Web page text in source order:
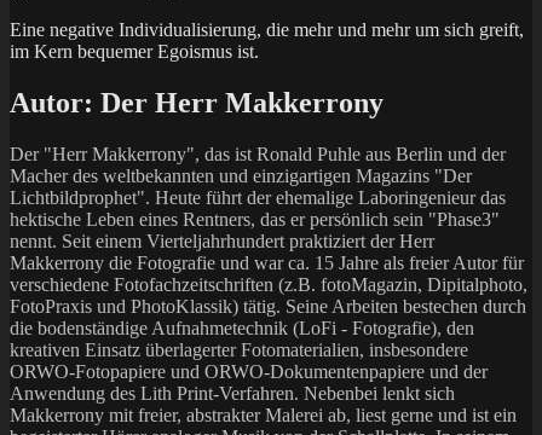
Eine negative Individualisierung, die mehr und mehr um sich greift,
im Kern bequemer Egoismus ist.
Autor: Der Herr Makkerrony
Der "Herr Makkerrony", das ist Ronald Puhle aus Berlin und der
Macher des weltbekannten und einzigartigen Magazins "Der
Lichtbildprophet". Heute führt der ehemalige Laboringenieur das
hektische Leben eines Rentners, das er persönlich sein "Phase3"
nennt. Seit einem Vierteljahrhundert praktiziert der Herr
Makkerrony die Fotografie und war ca. 15 Jahre als freier Autor für
verschiedene Fotofachzeitschriften (z.B. fotoMagazin, Dipitalphoto,
FotoPraxis und PhotoKlassik) tätig. Seine Arbeiten bestechen durch
die bodenständige Aufnahmetechnik (LoFi - Fotografie), den
kreativen Einsatz überlagerter Fotomaterialien, insbesondere
ORWO-Fotopapiere und ORWO-Dokumentenpapiere und der
Anwendung des Lith Print-Verfahren. Nebenbei lenkt sich
Makkerrony mit freier, abstrakter Malerei ab, liest gerne und ist ein